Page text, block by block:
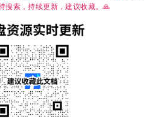
搜索，持续更新，建议收藏。🙏